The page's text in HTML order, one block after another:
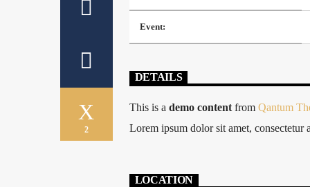
2
Event:
DETAILS
This is a demo contentfrom Qantum
Lorem ipsum dolor sit amet,
LOCATION